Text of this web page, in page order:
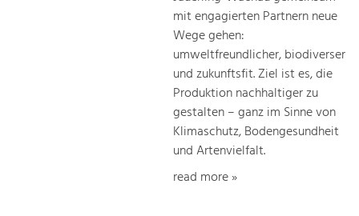
Increase in Regional Value Added.
mit engagierten Partnern neue
Wege gehen:
umweltfreundlicher, biodiverser
und zukunftsfit. Ziel ist es, die
Produktion nachhaltiger zu
gestalten – ganz im Sinne von
Klimaschutz, Bodengesundheit
und Artenvielfalt.
read more »